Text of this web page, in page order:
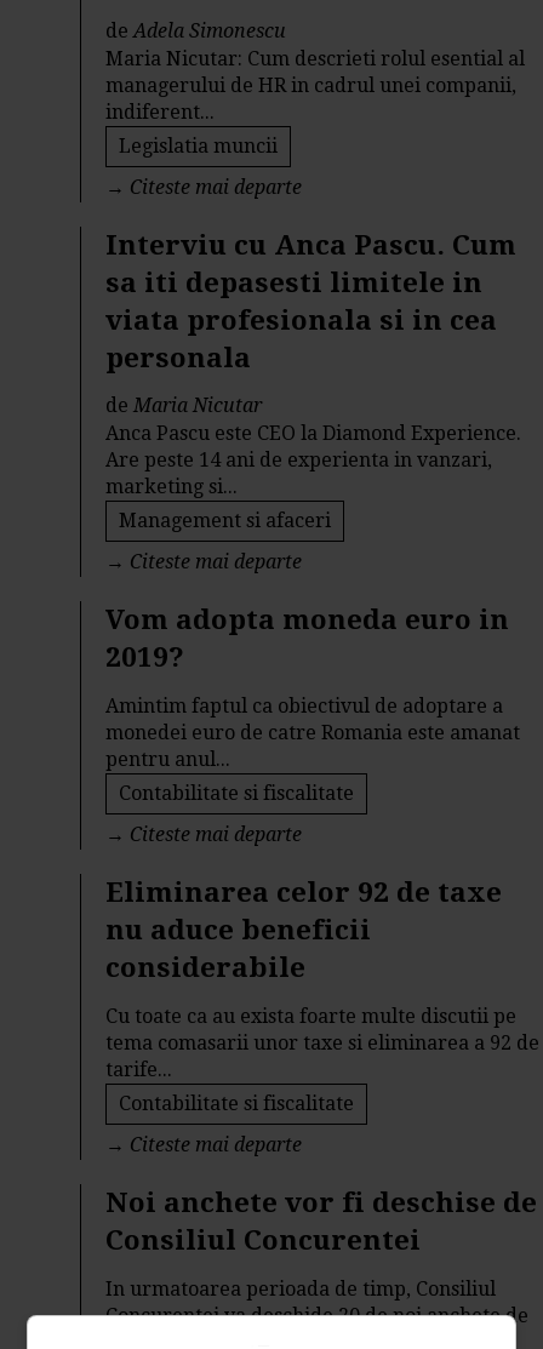
deAdela Simonescu
Maria Nicutar: Cum descrieti rolul esential al
managerului de HR in cadrul unei companii,
indiferent...
Legislatia muncii
→ Citeste mai departe
Interviu cu Anca Pascu. Cum
sa iti depasesti limitele in
viata profesionala si in cea
personala
deMaria Nicutar
Anca Pascu este CEO la Diamond Experience.
Are peste 14 ani de experienta in vanzari,
marketing si...
Management si afaceri
→ Citeste mai departe
Vom adopta moneda euro in
2019?
Amintim faptul ca obiectivul de adoptare a
monedei euro de catre Romania este amanat
pentru anul...
Contabilitate si fiscalitate
→ Citeste mai departe
Eliminarea celor 92 de taxe
nu aduce beneficii
considerabile
Cu toate ca au exista foarte multe discutii pe
tema comasarii unor taxe si eliminarea a 92 de
tarife...
Contabilitate si fiscalitate
→ Citeste mai departe
Noi anchete vor fi deschise de
Consiliul Concurentei
In urmatoarea perioada de timp, Consiliul
Concurentei va deschide 20 de noi anchete de